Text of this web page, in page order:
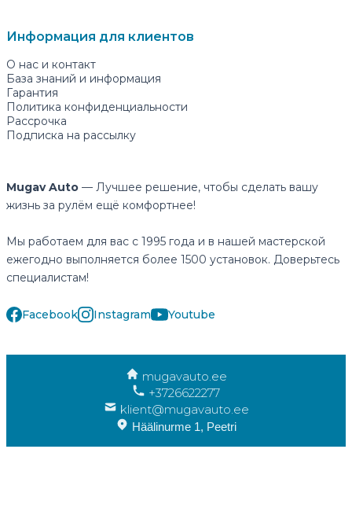
Информация для клиентов
О нас и контакт
База знаний и информация
Гарантия
Политика конфиденциальности
Рассрочка
Подписка на рассылку
Mugav Auto — Лучшее решение, чтобы сделать вашу
жизнь за рулём ещё комфортнее!
Мы работаем для вас с 1995 года и в нашей мастерской
ежегодно выполняется более 1500 установок. Доверьтесь
специалистам!
Facebook Instagram Youtube
mugavauto.ee
+3726622277
klient@mugavauto.ee
Häälinurme 1, Peetri